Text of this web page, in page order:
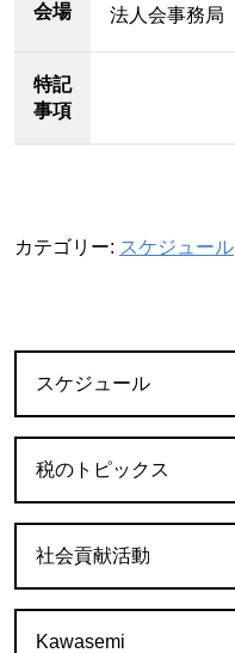
会場 法人会事務局
特記
事項
カテゴリー: スケジュール
スケジュール
税のトピックス
社会貢献活動
Kawasemi